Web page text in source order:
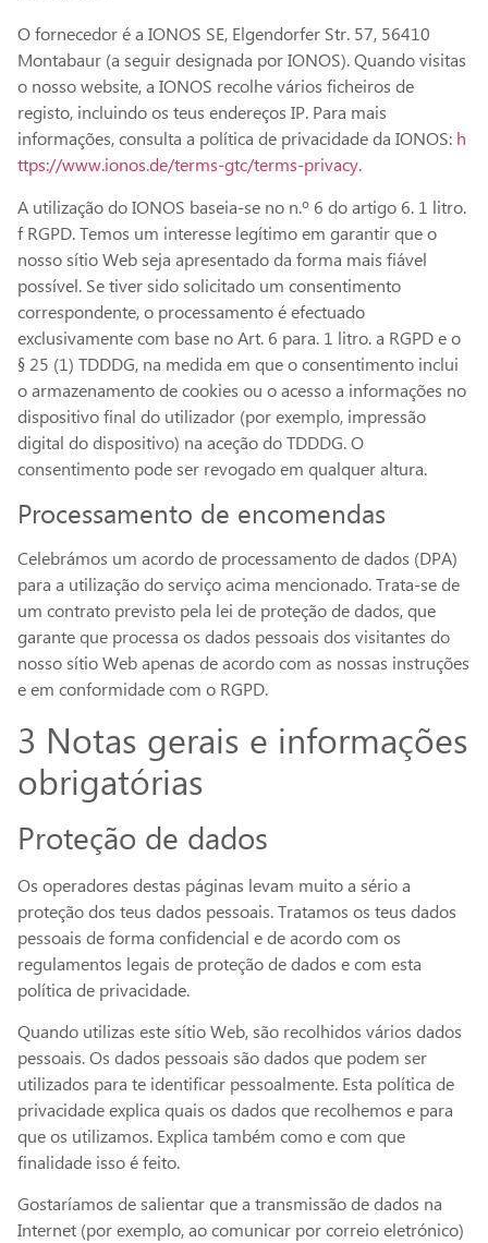
O fornecedor é a IONOS SE, Elgendorfer Str. 57, 56410
Montabaur (a seguir designada por IONOS). Quando visitas
o nosso website, a IONOS recolhe vários ficheiros de
registo, incluindo os teus endereços IP. Para mais
informações, consulta a política de privacidade da IONOS: h
ttps://www.ionos.de/terms-gtc/terms-privacy.
A utilização do IONOS baseia-se no n.º 6 do artigo 6. 1 litro.
f RGPD. Temos um interesse legítimo em garantir que o
nosso sítio Web seja apresentado da forma mais fiável
possível. Se tiver sido solicitado um consentimento
correspondente, o processamento é efectuado
exclusivamente com base no Art. 6 para. 1 litro. a RGPD e o
§ 25 (1) TDDDG, na medida em que o consentimento inclui
o armazenamento de cookies ou o acesso a informações no
dispositivo final do utilizador (por exemplo, impressão
digital do dispositivo) na aceção do TDDDG. O
consentimento pode ser revogado em qualquer altura.
Processamento de encomendas
Celebrámos um acordo de processamento de dados (DPA)
para a utilização do serviço acima mencionado. Trata-se de
um contrato previsto pela lei de proteção de dados, que
garante que processa os dados pessoais dos visitantes do
nosso sítio Web apenas de acordo com as nossas instruções
e em conformidade com o RGPD.
3 Notas gerais e informações
obrigatórias
Proteção de dados
Os operadores destas páginas levam muito a sério a
proteção dos teus dados pessoais. Tratamos os teus dados
pessoais de forma confidencial e de acordo com os
regulamentos legais de proteção de dados e com esta
política de privacidade.
Quando utilizas este sítio Web, são recolhidos vários dados
pessoais. Os dados pessoais são dados que podem ser
utilizados para te identificar pessoalmente. Esta política de
privacidade explica quais os dados que recolhemos e para
que os utilizamos. Explica também como e com que
finalidade isso é feito.
Gostaríamos de salientar que a transmissão de dados na
Internet (por exemplo, ao comunicar por correio eletrónico)